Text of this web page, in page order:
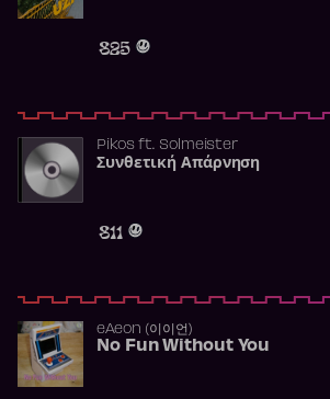
825
Pikosft. Solmeister
Συνθετική Απάρνηση
811
​eAeon (이이언)
No Fun Without You